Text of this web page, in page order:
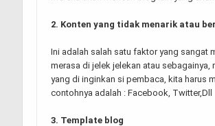
2. Konten yang tidak menarik atau
Ini adalah salah satu faktor yang sangat
merasa di jelek jelekan atau
yang di inginkan si pembaca, kita harus
contohnya adalah : Facebook, Twitter,Dll
3. Template blog